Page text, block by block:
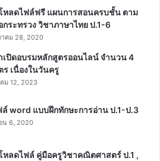
หลดไฟล์ฟรี แผนการสอนครบชั้น ตาม
ระทรวง วิชาภาษาไทย ป.1-6
คม 28, 2020
เปิดอบรมหลักสูตรออนไลน์ จำนวน 4
ร เนื่องในวันครู
ม 12, 2023
ล์ word แบบฝึกทักษะการอ่าน ป.1-ป.3
น 6, 2020
หลดไฟล์ คู่มือครูวิชาคณิตศาสตร์ ป.1 ,